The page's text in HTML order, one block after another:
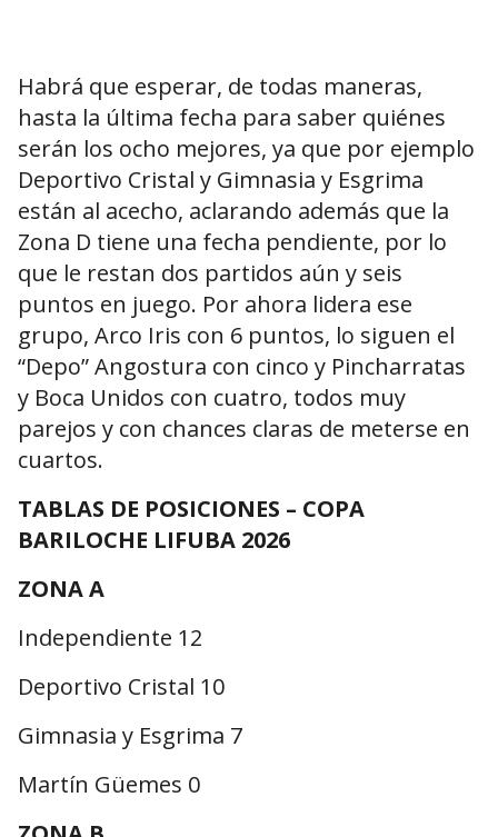
Habrá que esperar, de todas maneras,
hasta la última fecha para saber quiénes
serán los ocho mejores, ya que por ejemplo
Deportivo Cristal y Gimnasia y Esgrima
están al acecho, aclarando además que la
Zona D tiene una fecha pendiente, por lo
que le restan dos partidos aún y seis
puntos en juego. Por ahora lidera ese
grupo, Arco Iris con 6 puntos, lo siguen el
“Depo” Angostura con cinco y Pincharratas
y Boca Unidos con cuatro, todos muy
parejos y con chances claras de meterse en
cuartos.
TABLAS DE POSICIONES – COPA
BARILOCHE LIFUBA 2026
ZONA A
Independiente 12
Deportivo Cristal 10
Gimnasia y Esgrima 7
Martín Güemes 0